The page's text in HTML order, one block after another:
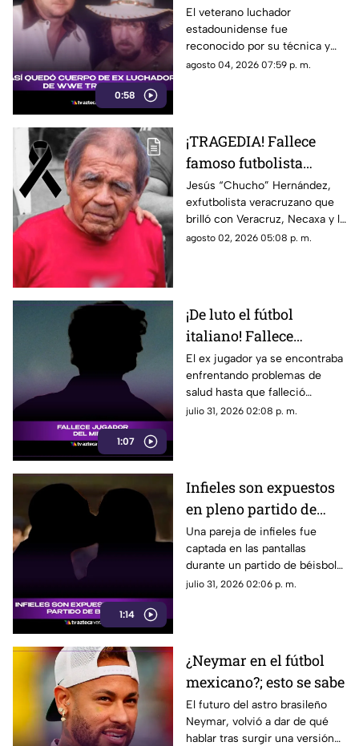
0:58
famoso luchador de la
WWE tras repentina
muerte
El veterano luchador
estadounidense fue
reconocido por su técnica y
por formar a nuevas
agosto 04, 2026 07:59 p. m.
¡TRAGEDIA! Fallece
famoso futbolista
veracruzano y
seleccionado nacional;
esto se sabe
Jesús “Chucho” Hernández,
exfutbolista veracruzano que
brilló con Veracruz, Necaxa y la
Selección Mexicana, falleció
agosto 02, 2026 05:08 p. m.
1:07
¡De luto el fútbol
italiano! Fallece
jugador del Milán; esto
se sabe
El ex jugador ya se encontraba
enfrentando problemas de
salud hasta que falleció
provocando una ola de
julio 31, 2026 02:08 p. m.
1:14
Infieles son expuestos
en pleno partido de
béisbol (+VIDEO)
Una pareja de infieles fue
captada en las pantallas
durante un partido de béisbol
de los Tomateros de Culiacán.
julio 31, 2026 02:06 p. m.
¿Neymar en el fútbol
mexicano?; esto se sabe
El futuro del astro brasileño
Neymar, volvió a dar de qué
hablar tras surgir una versión